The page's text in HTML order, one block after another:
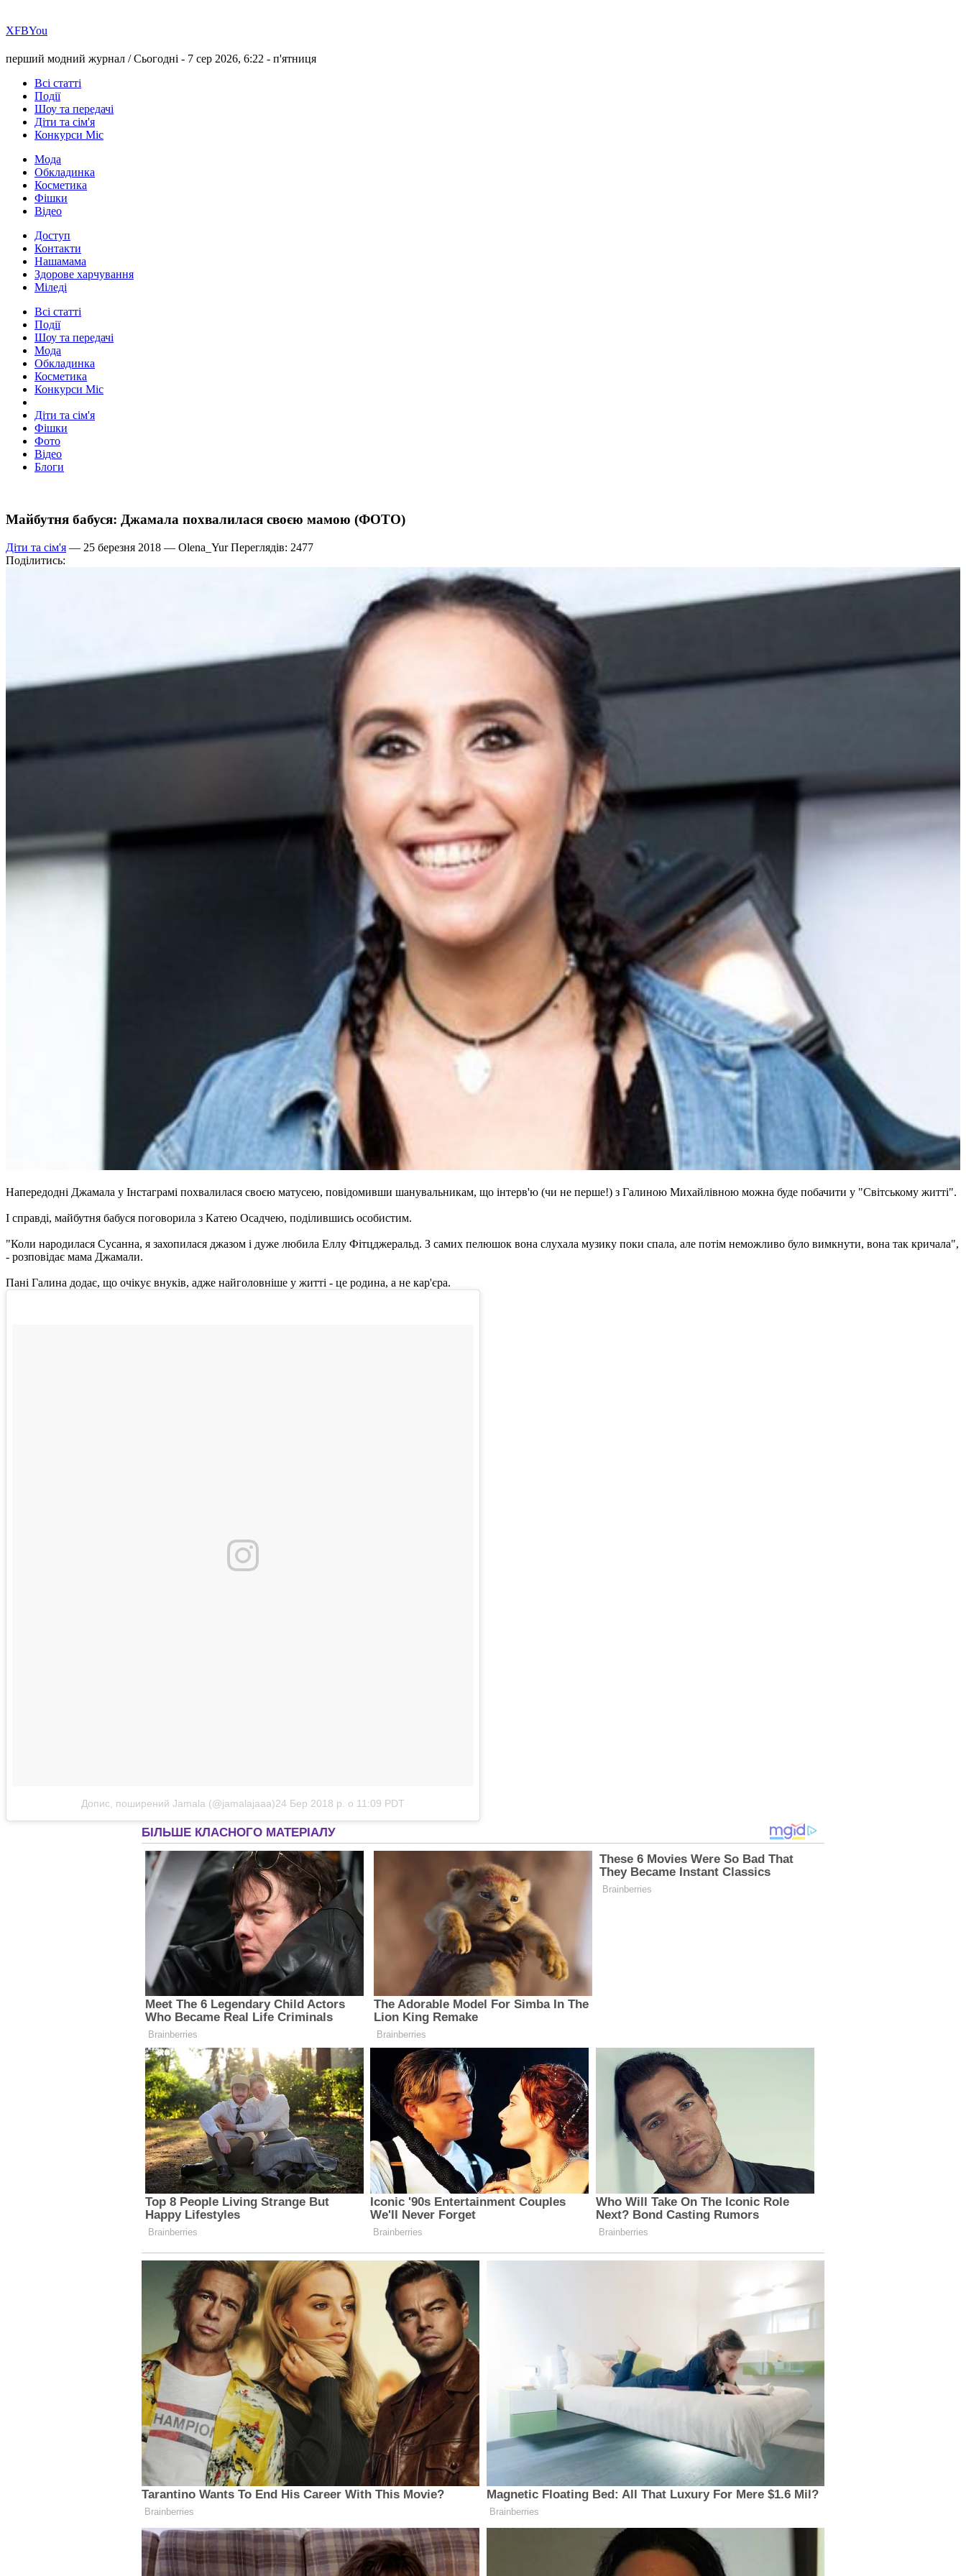
ХFBYou
перший модний журнал /Сьогодні - 7 сер 2026, 6:22 - п'ятниця
Всі статті
Події
Шоу та передачі
Діти та сім'я
Конкурси Міс
Мода
Обкладинка
Косметика
Фішки
Відео
Доступ
Контакти
Нашамама
Здорове харчування
Міледі
Всі статті
Події
Шоу та передачі
Мода
Обкладинка
Косметика
Конкурси Міс
Діти та сім'я
Фішки
Фото
Відео
Блоги
Майбутня бабуся: Джамала похвалилася своєю мамою (ФОТО)
Діти та сім'я — 25 березня 2018 — Olena_YurПереглядів: 2477
Поділитись:
Напередодні Джамала у Інстаграмі похвалилася своєю матусею, повідомивши шанувальникам, що інтерв'ю (чи не перше!) з Галиною Михайлівною можна буде побачити у "Світському житті".
І справді, майбутня бабуся поговорила з Катею Осадчею, поділившись особистим.
"Коли народилася Сусанна, я захопилася джазом і дуже любила Еллу Фітцджеральд. З самих пелюшок вона слухала музику поки спала, але потім неможливо було вимкнути, вона так кричала",
- розповідає мама Джамали.
Пані Галина додає, що очікує внуків, адже найголовніше у житті - це родина, а не кар'єра.
Допис, поширений Jamala (@jamalajaaa)24 Бер 2018 р. о 11:09 PDT